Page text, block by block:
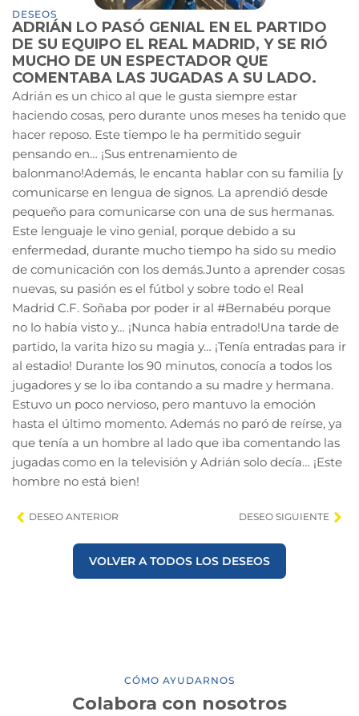
DESEOS
ADRIÁN LO PASÓ GENIAL EN EL PARTIDO
DE SU EQUIPO EL REAL MADRID, Y SE RIÓ
MUCHO DE UN ESPECTADOR QUE
COMENTABA LAS JUGADAS A SU LADO.
Adrián es un chico al que le gusta siempre estar
haciendo cosas, pero durante unos meses ha tenido que
hacer reposo. Este tiempo le ha permitido seguir
pensando en… ¡Sus entrenamiento de
balonmano!Además, le encanta hablar con su familia [y
comunicarse en lengua de signos. La aprendió desde
pequeño para comunicarse con una de sus hermanas.
Este lenguaje le vino genial, porque debido a su
enfermedad, durante mucho tiempo ha sido su medio
de comunicación con los demás.Junto a aprender cosas
nuevas, su pasión es el fútbol y sobre todo el Real
Madrid C.F. Soñaba por poder ir al #Bernabéu porque
no lo había visto y… ¡Nunca había entrado!Una tarde de
partido, la varita hizo su magia y… ¡Tenía entradas para ir
al estadio! Durante los 90 minutos, conocía a todos los
jugadores y se lo iba contando a su madre y hermana.
Estuvo un poco nervioso, pero mantuvo la emoción
hasta el último momento. Además no paró de reírse, ya
que tenía a un hombre al lado que iba comentando las
jugadas como en la televisión y Adrián solo decía… ¡Este
hombre no está bien!
DESEO ANTERIOR DESEO SIGUIENTE
VOLVER A TODOS LOS DESEOS
CÓMO AYUDARNOS
Colabora con nosotros